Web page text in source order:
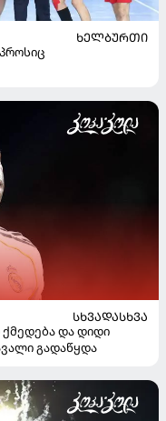
ᲮᲔᲚᲑᲣᲠᲗᲘ
ᲡᲮᲕᲐᲓᲐᲡᲮᲕᲐ
და დიდი
გადაწყდა